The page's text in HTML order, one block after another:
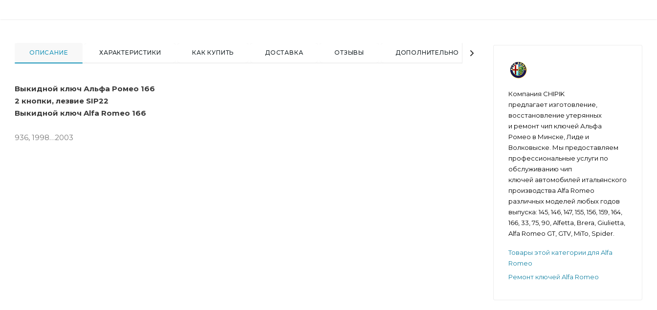
ОПИСАНИЕ ХАРАКТЕРИСТИКИ КАК КУПИТЬ ДОСТАВКА ОТЗЫВЫ ДОПОЛНИТЕЛЬНО
Выкидной ключ Альфа Ромео 166
2 кнопки, лезвие SIP22
Выкидной ключ Alfa Romeo 166
936, 1998…2003
Компания CHIPIK
предлагает изготовление,
восстановление утерянных
и ремонт чип ключей Альфа
Ромео в Минске, Лиде и
Волковыске. Мы предоставляем
профессиональные услуги по
обслуживанию чип
ключей автомобилей итальянского
производства Alfa Romeo
различных моделей любых годов
выпуска: 145, 146, 147, 155, 156, 159, 164,
166, 33, 75, 90, Alfetta, Brera, Giulietta,
Alfa Romeo GT, GTV, MiTo, Spider.
Товары этой категории для Alfa
Romeo
Ремонт ключей Alfa Romeo